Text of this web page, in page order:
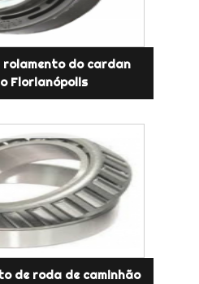
do cardan
Florianópolis
de roda de caminhão